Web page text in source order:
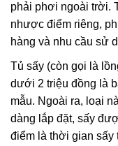
phải phơi ngoài trời.
nhược điểm riêng,
hàng và nhu cầu sử
Tủ sấy (còn gọi là
dưới 2 triệu đồng là
mẫu. Ngoài ra, loại
dàng lắp đặt, sấy
điểm là thời gian sấy